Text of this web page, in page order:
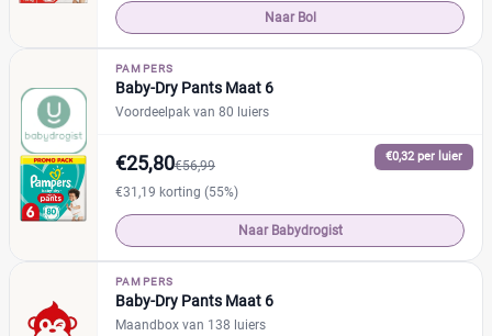
Naar Bol
PAMPERS
Baby-Dry Pants Maat 6
Voordeelpak van 80 luiers
€0,32 per luier
€25,80€56,99
€31,19 korting (55%)
Naar Babydrogist
PAMPERS
Baby-Dry Pants Maat 6
Maandbox van 138 luiers